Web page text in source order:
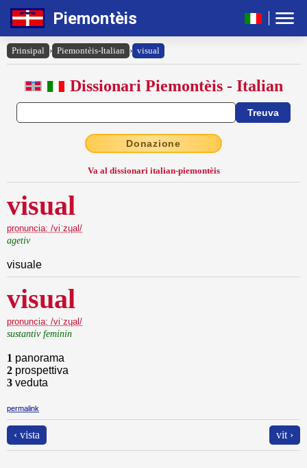
Piemontèis
Prinsipal › Piemontèis-Italian › visual
Dissionari Piemontèis - Italian
Donazione
Va al dissionari italian-piemontèis
visual
pronuncia: /viˈzɥal/
agetiv
visuale
visual
pronuncia: /viˈzɥal/
sustantiv feminin
1 panorama
2 prospettiva
3 veduta
permalink
‹ vista vit ›